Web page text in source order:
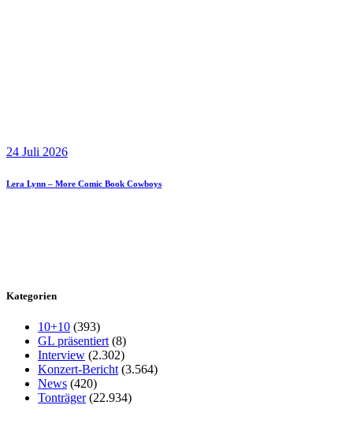
24 Juli 2026
Lera Lynn – More Comic Book Cowboys
Kategorien
10+10 (393)
GL präsentiert (8)
Interview (2.302)
Konzert-Bericht (3.564)
News (420)
Tonträger(22.934)